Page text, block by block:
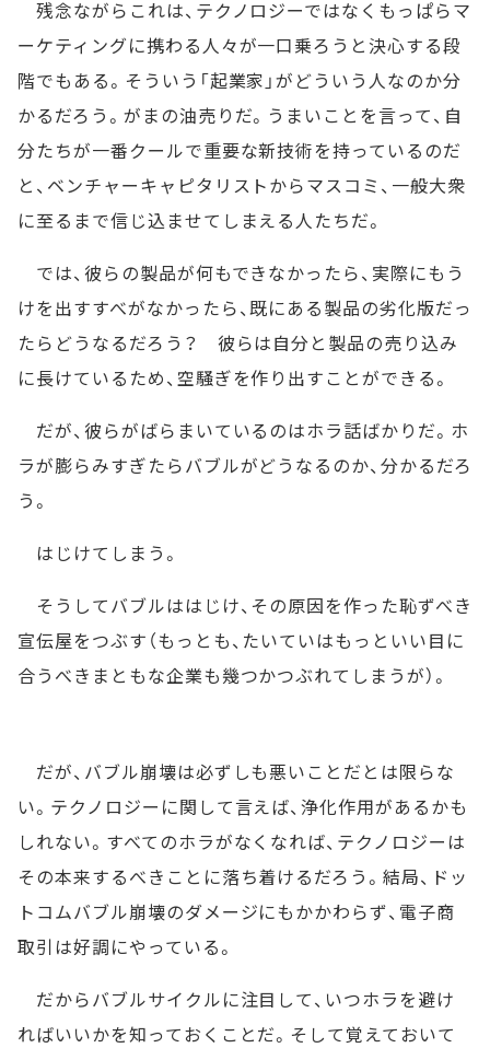
残念ながらこれは、テクノロジーではなくもっぱらマ
ーケティングに携わる人々が一口乗ろうと決心する段
階でもある。そういう「起業家」がどういう人なのか分
かるだろう。がまの油売りだ。うまいことを言って、自
分たちが一番クールで重要な新技術を持っているのだ
と、ベンチャーキャピタリストからマスコミ、一般大衆
に至るまで信じ込ませてしまえる人たちだ。
では、彼らの製品が何もできなかったら、実際にもう
けを出すすべがなかったら、既にある製品の劣化版だっ
たらどうなるだろう？ 彼らは自分と製品の売り込み
に長けているため、空騒ぎを作り出すことができる。
だが、彼らがばらまいているのはホラ話ばかりだ。ホ
ラが膨らみすぎたらバブルがどうなるのか、分かるだろ
う。
はじけてしまう。
そうしてバブルははじけ、その原因を作った恥ずべき
宣伝屋をつぶす（もっとも、たいていはもっといい目に
合うべきまともな企業も幾つかつぶれてしまうが）。
だが、バブル崩壊は必ずしも悪いことだとは限らな
い。テクノロジーに関して言えば、浄化作用があるかも
しれない。すべてのホラがなくなれば、テクノロジーは
その本来するべきことに落ち着けるだろう。結局、ドッ
トコムバブル崩壊のダメージにもかかわらず、電子商
取引は好調にやっている。
だからバブルサイクルに注目して、いつホラを避け
ればいいかを知っておくことだ。そして覚えておいて